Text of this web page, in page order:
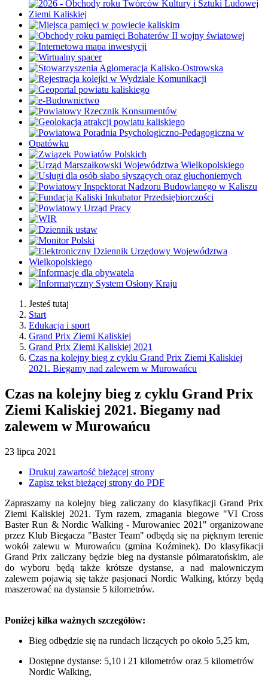
Jesteś tutaj
Start
Edukacja i sport
Grand Prix Ziemi Kaliskiej
Grand Prix Ziemi Kaliskiej 2021
Czas na kolejny bieg z cyklu Grand Prix Ziemi Kaliskiej
2021. Biegamy nad zalewem w Murowańcu
Czas na kolejny bieg z cyklu Grand Prix
Ziemi Kaliskiej 2021. Biegamy nad
zalewem w Murowańcu
23 lipca 2021
Drukuj zawartość bieżącej strony
Zapisz tekst bieżącej strony do PDF
Zapraszamy na kolejny bieg zaliczany do klasyfikacji Grand Prix
Ziemi Kaliskiej 2021. Tym razem, zmagania biegowe "VI Cross
Baster Run & Nordic Walking - Murowaniec 2021" organizowane
przez Klub Biegacza "Baster Team" odbędą się na pięknym terenie
wokół zalewu w Murowańcu (gmina Koźminek). Do klasyfikacji
Grand Prix zaliczany będzie bieg na dystansie półmaratońskim, ale
do wyboru będą także krótsze dystanse, a nad malowniczym
zalewem pojawią się także pasjonaci Nordic Walking, którzy będą
maszerować na dystansie 5 kilometrów.
Poniżej kilka ważnych szczegółów:
Bieg odbędzie się na rundach liczących po około 5,25 km,
Dostępne dystanse: 5,10 i 21 kilometrów oraz 5 kilometrów
Nordic Walking,